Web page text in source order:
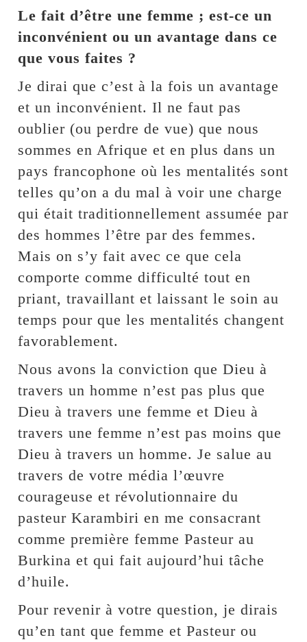
Le fait d’être une femme ; est-ce un
inconvénient ou un avantage dans ce
que vous faites ?
Je dirai que c’est à la fois un avantage
et un inconvénient. Il ne faut pas
oublier (ou perdre de vue) que nous
sommes en Afrique et en plus dans un
pays francophone où les mentalités sont
telles qu’on a du mal à voir une charge
qui était traditionnellement assumée par
des hommes l’être par des femmes.
Mais on s’y fait avec ce que cela
comporte comme difficulté tout en
priant, travaillant et laissant le soin au
temps pour que les mentalités changent
favorablement.
Nous avons la conviction que Dieu à
travers un homme n’est pas plus que
Dieu à travers une femme et Dieu à
travers une femme n’est pas moins que
Dieu à travers un homme. Je salue au
travers de votre média l’œuvre
courageuse et révolutionnaire du
pasteur Karambiri en me consacrant
comme première femme Pasteur au
Burkina et qui fait aujourd’hui tâche
d’huile.
Pour revenir à votre question, je dirais
qu’en tant que femme et Pasteur ou